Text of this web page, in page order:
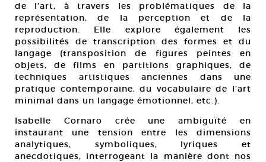
de l’art, à travers les problématiques de la
représentation, de la perception et de la
reproduction. Elle explore également les
possibilités de transcription des formes et du
langage (transposition de figures peintes en
objets, de films en partitions graphiques, de
techniques artistiques anciennes dans une
pratique contemporaine, du vocabulaire de l’art
minimal dans un langage émotionnel, etc.).
Isabelle Cornaro crée une ambiguïté en
instaurant une tension entre les dimensions
analytiques, symboliques, lyriques et
anecdotiques, interrogeant la manière dont nos